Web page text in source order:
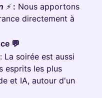
⚡️ : Nous apportons
directement à
💬
: La soirée est aussi
esprits les plus
et IA, autour d'un